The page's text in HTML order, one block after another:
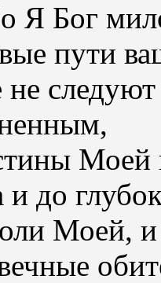
Я Бог
пути
не
Моей
и до
Моей,